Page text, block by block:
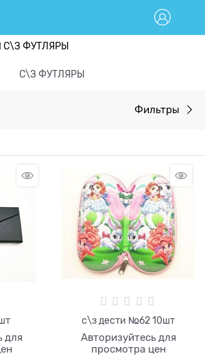
С\З ФУТЛЯРЫ
С\З ФУТЛЯРЫ
Фильтры
10шт
для
с\з дести №62 10шт
Авторизуйтесь для
просмотра цен